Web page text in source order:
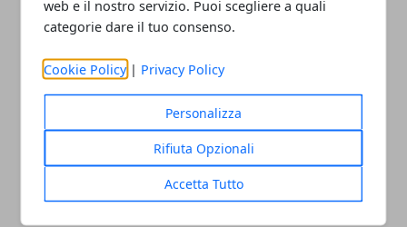
web e il nostro servizio. Puoi scegliere a quali
categorie dare il tuo consenso.
Cookie Policy | Privacy Policy
Personalizza
Rifiuta Opzionali
Accetta Tutto
Whatsapp